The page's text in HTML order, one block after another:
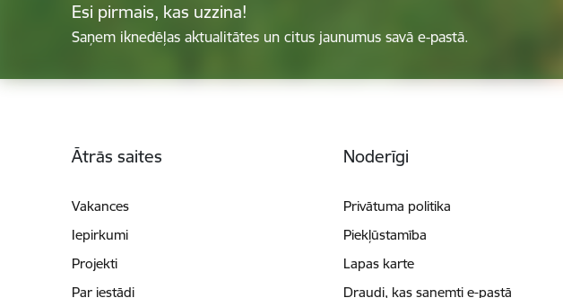
Esi pirmais, kas uzzina!
Saņem iknedēļas aktualitātes un citus jaunumus savā e-pastā.
Ātrās saites
Vakances
Iepirkumi
Projekti
Par iestādi
Noderīgi
Privātuma politika
Piekļūstamība
Lapas karte
Draudi, kas saņemti e-pastā